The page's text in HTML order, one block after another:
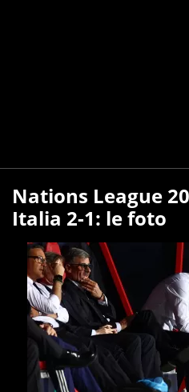
Nations League
Italia 2-1: le foto